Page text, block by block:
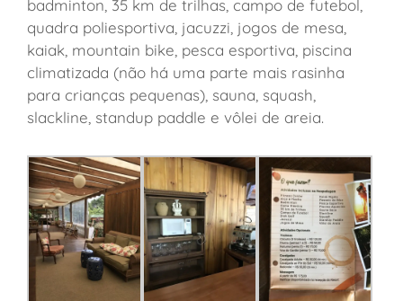
badminton, 35 km de trilhas, campo de futebol,
quadra poliesportiva, jacuzzi, jogos de mesa,
kaiak, mountain bike, pesca esportiva, piscina
climatizada (não há uma parte mais rasinha
para crianças pequenas), sauna, squash,
slackline, standup paddle e vôlei de areia.